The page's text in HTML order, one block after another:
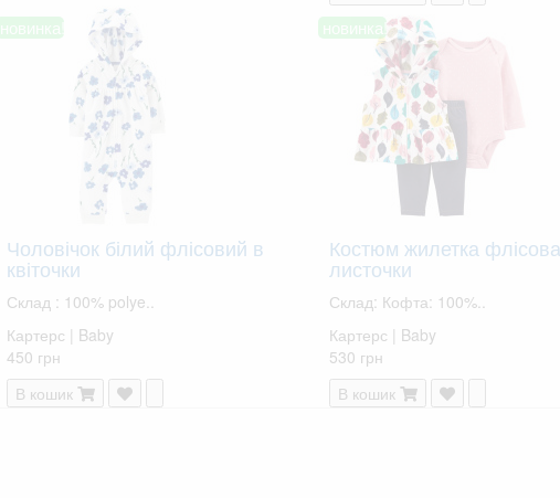
новинка!
Чоловічок білий флісовий в
квіточки
Склад : 100% polye..
Картерс | Baby
450 грн
В кошик
новинка!
Костюм жилетка
листочки
Склад: Кофта: 100%..
Картерс | Baby
530 грн
В кошик